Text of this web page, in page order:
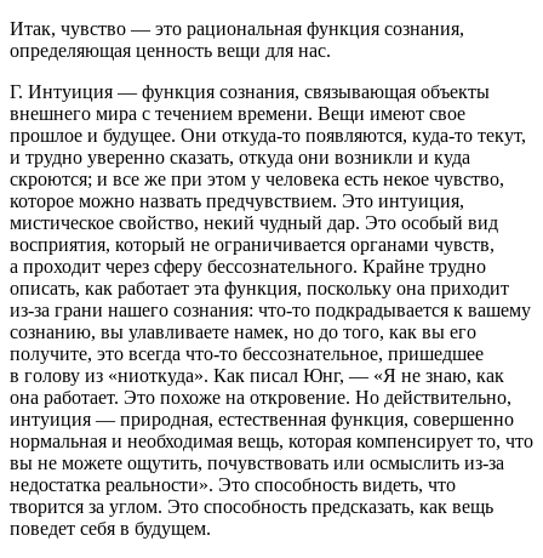
Итак, чувство — это рациональная функция сознания,
определяющая ценность вещи для нас.
Г. Интуиция — функция сознания, связывающая объекты
внешнего мира с течением времени. Вещи имеют свое
прошлое и будущее. Они откуда-то появляются, куда-то текут,
и трудно уверенно сказать, откуда они возникли и куда
скроются; и все же при этом у человека есть некое чувство,
которое можно назвать предчувствием. Это интуиция,
мистическое свойство, некий чудный дар. Это особый вид
восприятия, который не ограничивается органами чувств,
а проходит через сферу бессознательного. Крайне трудно
описать, как работает эта функция, поскольку она приходит
из-за грани нашего сознания: что-то подкрадывается к вашему
сознанию, вы улавливаете намек, но до того, как вы его
получите, это всегда что-то бессознательное, пришедшее
в голову из «ниоткуда». Как писал Юнг, — «Я не знаю, как
она работает. Это похоже на откровение. Но действительно,
интуиция — природная, естественная функция, совершенно
нормальная и необходимая вещь, которая компенсирует то, что
вы не можете ощутить, почувствовать или осмыслить из-за
недостатка реальности». Это способность видеть, что
творится за углом. Это способность предсказать, как вещь
поведет себя в будущем.